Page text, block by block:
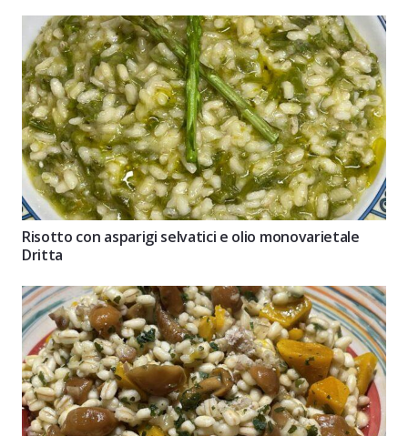
Risotto con asparigi selvatici e olio monovarietale
Dritta